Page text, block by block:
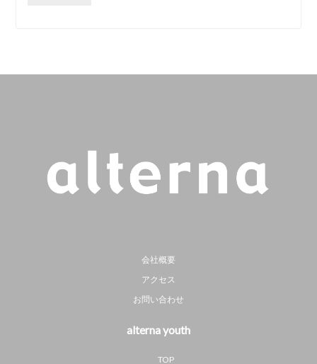
会社概要
アクセス
お問い合わせ
alterna youth
TOP